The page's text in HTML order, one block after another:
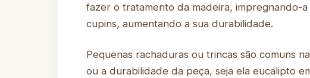
fazer o tratamento da madeira, impregnando-
cupins, aumentando a sua durabilidade.
Pequenas rachaduras ou trincas são comuns
ou a durabilidade da peça, seja ela eucalipto